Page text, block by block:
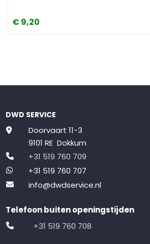
€ 9,20
DWD SERVICE
Doorvaart 11-3
9101 RE Dokkum
+31 519 760 709
+31 519 760 707
info@dwdservice.nl
Telefoon buiten openingstijden
+31 519 760 708